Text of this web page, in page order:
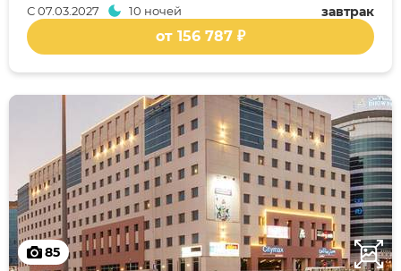
завтрак
С07.03.2027 10 ночей
от 156 787 ₽
85